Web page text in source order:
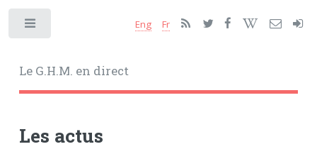
Le G.H.M. en direct
Eng Fr
Les actus